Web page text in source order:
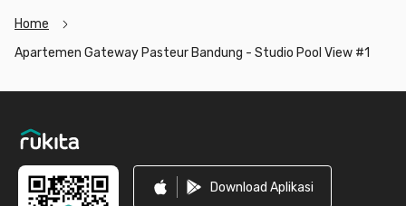
Home
Apartemen Gateway Pasteur Bandung - Studio Pool View #1
Download Aplikasi